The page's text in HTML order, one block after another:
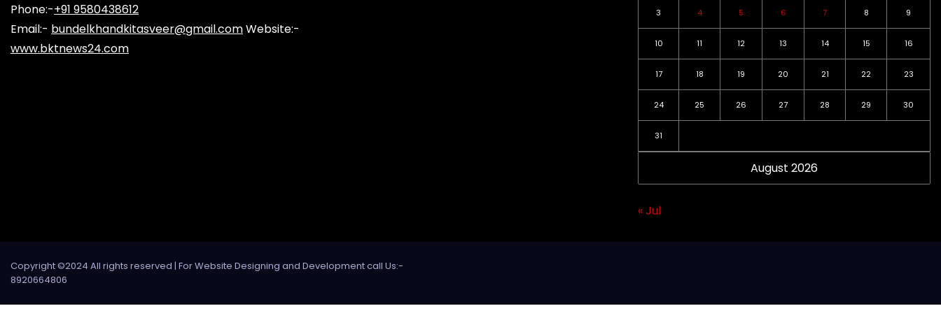
Phone:-+91 9580438612
Email:- bundelkhandkitasveer@gmail.comWebsite:-
www.bktnews24.com
August 2026
3 4 5 6 7 8 9
10 11 12 13 14 15 16
17 18 19 20 21 22 23
24 25 26 27 28 29 30
31
« Jul
Copyright ©2024 All rights reserved | For Website Designing and Development call Us:-
8920664806